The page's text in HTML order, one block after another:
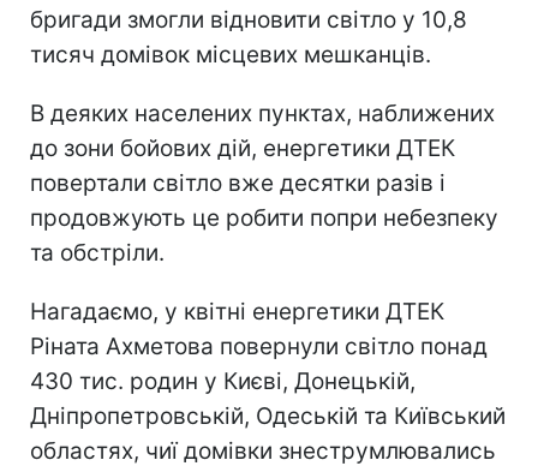
бригади змогли відновити світло у 10,8
тисяч домівок місцевих мешканців.
В деяких населених пунктах, наближених
до зони бойових дій, енергетики ДТЕК
повертали світло вже десятки разів і
продовжують це робити попри небезпеку
та обстріли.
Нагадаємо, у квітні енергетики ДТЕК
Ріната Ахметова повернули світло понад
430 тис. родин у Києві, Донецькій,
Дніпропетровській, Одеській та Київський
областях, чиї домівки знеструмлювались